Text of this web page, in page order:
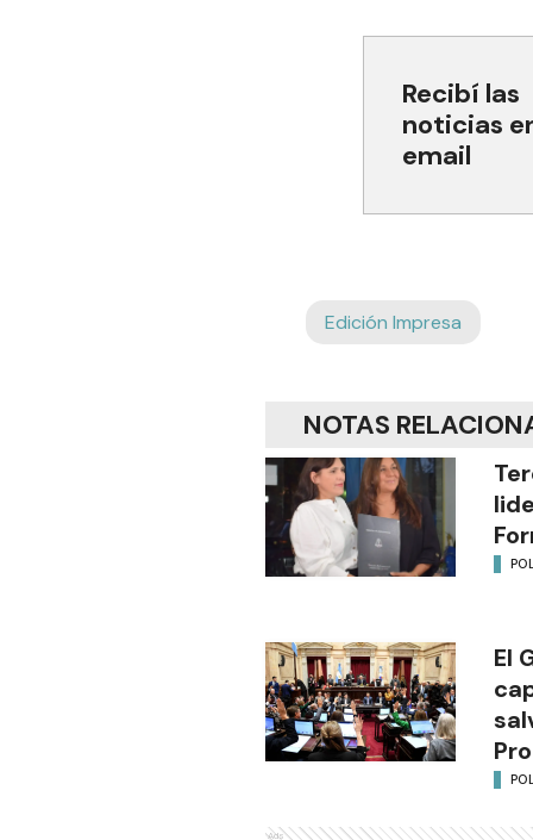
Recibí las
noticias
email
Edición Impresa
NOTAS
El
Ads